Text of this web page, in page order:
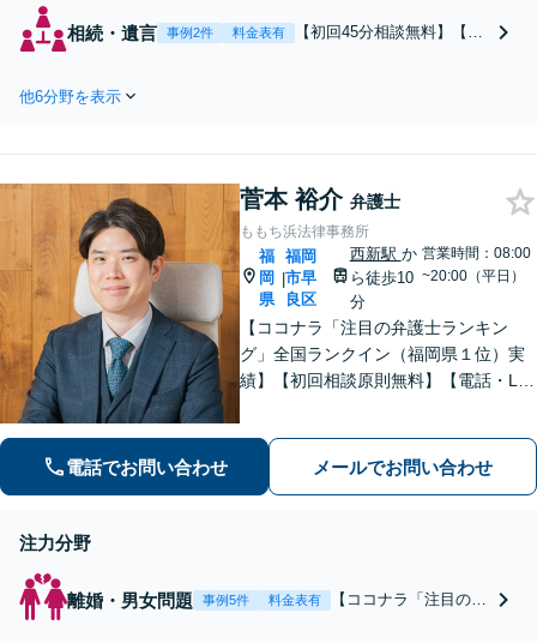
イザーとして、さまざまな経
営問題の相談を受けていまし
相続・遺言 事例2件 料金表有
【初回45分相談無料】【元
多くの事案を解決してきま
成、遺産分割協議取り纏
め、遺産の換価・名義変更
等々の業務も大歓迎です。
他6分野を表示
菅本 裕介 弁護士
ももち浜法律事務所
福
岡
県
|
福岡
市早
良区
西新駅 か
ら徒歩10
分
営業時間：08:00
~20:00（平日）
【ココナラ「注目の弁護士ランキン
グ」全国ランクイン（福岡県１位）実
績】【初回相談原則無料】【電話・LIN
ださい【休日・夜間相談可】
電話でお問い合わせ メールでお問い合わせ
注力分野
離婚・男女問題 事例5件 料金表有
【ココナラ「注目の弁